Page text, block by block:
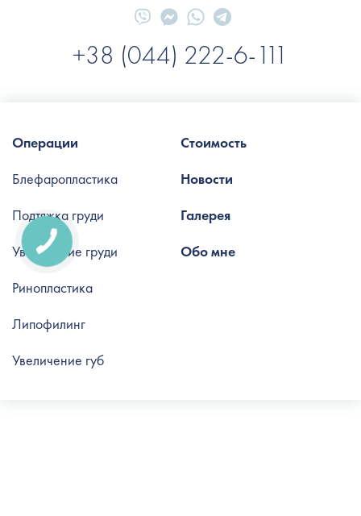
+38 (044) 222-6-111
Стоимость
Новости
Галерея
Обо мне
Операции
Блефаропластика
Подтяжка груди
Увеличение груди
Ринопластика
Липофилинг
Увеличение губ